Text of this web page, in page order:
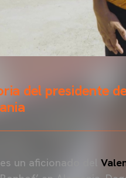
del presidente
es un aficionado del